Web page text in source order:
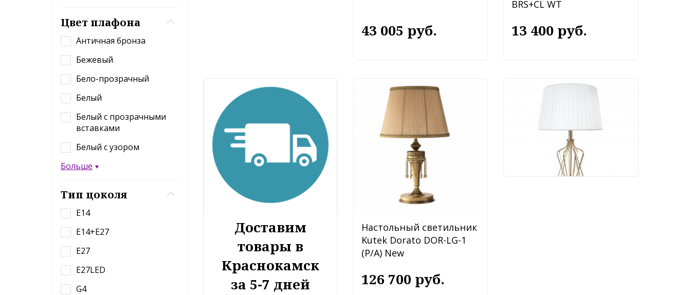
Цвет плафона
Античная бронза
Бежевый
Бело-прозрачный
Белый
Белый с прозрачными
вставками
Белый с узором
Больше
Тип цоколя
E14
E14+E27
E27
E27LED
G4
43 005 руб.
BRS+CL WT
13 400 руб.
Доставим
товары в
Краснокамск
за 5-7 дней
Настольный светильник
Kutek Dorato DOR-LG-1
(P/A) New
126 700 руб.
Настольный светильник
11 490 руб.